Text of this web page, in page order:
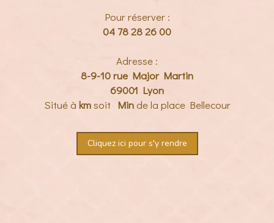
Pour réserver :
04 78 28 26 00
Adresse :
8-9-10 rue Major Martin
69001 Lyon
Situé à kmsoit Minde la place Bellecour
Cliquez ici pour s'y rendre